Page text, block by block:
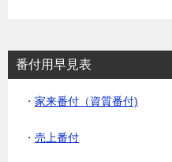
番付用早見表
・ 家来番付（資質番付)
・ 売上番付